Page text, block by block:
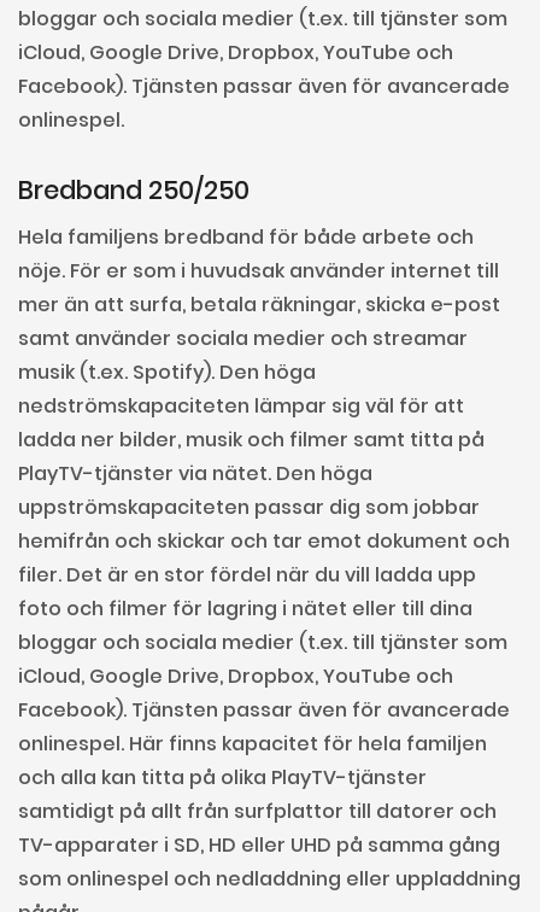
bloggar och sociala medier (t.ex. till tjänster som
iCloud, Google Drive, Dropbox, YouTube och
Facebook). Tjänsten passar även för avancerade
onlinespel.
Bredband 250/250
Hela familjens bredband för både arbete och
nöje. För er som i huvudsak använder internet till
mer än att surfa, betala räkningar, skicka e-post
samt använder sociala medier och streamar
musik (t.ex. Spotify). Den höga
nedströmskapaciteten lämpar sig väl för att
ladda ner bilder, musik och filmer samt titta på
PlayTV-tjänster via nätet. Den höga
uppströmskapaciteten passar dig som jobbar
hemifrån och skickar och tar emot dokument och
filer. Det är en stor fördel när du vill ladda upp
foto och filmer för lagring i nätet eller till dina
bloggar och sociala medier (t.ex. till tjänster som
iCloud, Google Drive, Dropbox, YouTube och
Facebook). Tjänsten passar även för avancerade
onlinespel. Här finns kapacitet för hela familjen
och alla kan titta på olika PlayTV-tjänster
samtidigt på allt från surfplattor till datorer och
TV-apparater i SD, HD eller UHD på samma gång
som onlinespel och nedladdning eller uppladdning